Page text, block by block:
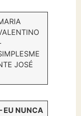
JOSÉ
EU NUNCA